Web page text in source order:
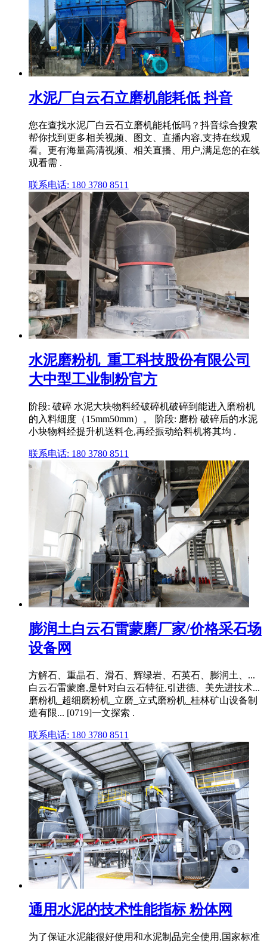
水泥厂白云石立磨机能耗低 抖音
您在查找水泥厂白云石立磨机能耗低吗？抖音综合搜索
帮你找到更多相关视频、图文、直播内容,支持在线观
看。更有海量高清视频、相关直播、用户,满足您的在线
观看需 .
联系电话: 180 3780 8511
水泥磨粉机_重工科技股份有限公司
大中型工业制粉官方
阶段: 破碎 水泥大块物料经破碎机破碎到能进入磨粉机
的入料细度（15mm50mm）。 阶段: 磨粉 破碎后的水泥
小块物料经提升机送料仓,再经振动给料机将其均 .
联系电话: 180 3780 8511
膨润土白云石雷蒙磨厂家/价格采石场
设备网
方解石、重晶石、滑石、辉绿岩、石英石、膨润土、...
白云石雷蒙磨,是针对白云石特征,引进德、美先进技术...
磨粉机_超细磨粉机_立磨_立式磨粉机_桂林矿山设备制
造有限... [0719]一文探索 .
联系电话: 180 3780 8511
通用水泥的技术性能指标 粉体网
为了保证水泥能很好使用和水泥制品完全使用,国家标准